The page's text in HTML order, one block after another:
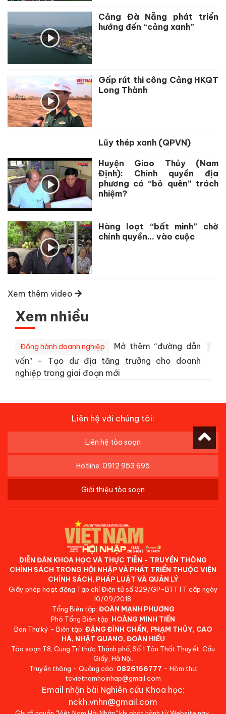
Cảng Đà Nẵng phát triển
hướng đến “cảng xanh”
Gấp rút thi công Cảng HKQT
Long Thành
Lũy thép xanh (QPVN)
Huyện Giao Thủy (Nam
Định): Chính quyền địa
phương có “bỏ quên” trách
nhiệm?
Hàng loạt “bất minh” chờ
chính quyền… vào cuộc
Xem thêm video
Xem nhiều
Đồng hành doanh nghiệp
Mở thêm “đường dẫn
vốn” - Tạo dư địa tăng trưởng cho doanh
nghiệp trong giai đoạn mới
Liên hệ với chúng tôi:
Liên hệ tòa soạn
Hotline: 0912 953 695
Giới thiệu tòa soạn
DIỄN ĐÀN KHOA HỌC VÀ THỰC TIỄN - TRUYỀN THÔNG
CHÍNH SÁCH TRONG HỘI NHẬP VÀ PHÁT TRIỂN THUỘC VIỆN
CHÍNH SÁCH, PHÁP LUẬT VÀ QUẢN LÝ
Giấy phép hoạt động Tạp chí Điện tử số 329/GP-BTTTT cấp ngày
10/09/2018.
Tổng Biên tập: ĐOÀN MẠNH PHƯƠNG
Phó Tổng Biên tập: HOÀNG MINH TIẾN
Ban Thư ký - Biên tập: ĐẶNG ĐÌNH CHẤN, PHẠM THỦY, CAO
HÀ, NHẬT QUANG, ĐOÀN HIẾU
Tòa soạn:T8, Cung Trí thức Thành phố, Số 1 Tôn Thất Thuyết, Cầu
Giấy, Hà Nội.
Truyền thông - Quảng cáo: 0826166777 - Hòm thư:
tcvietnamhoinhap@gmail.com
Email nhận bài Nghiên cứu Khoa học:
nckh.vnhn@gmail.com